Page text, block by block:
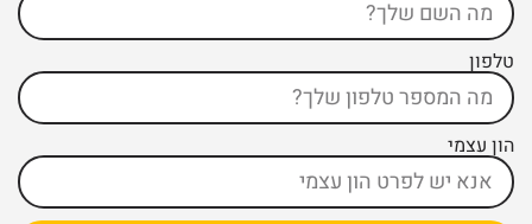
טלפון
הון עצמי